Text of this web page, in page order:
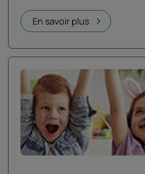
En savoir plus